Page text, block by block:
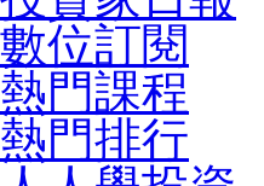
數位訂閱
熱門課程
熱門排行